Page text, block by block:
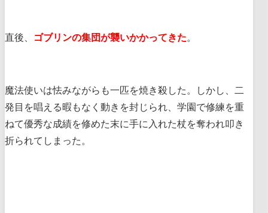
直後、 ゴブリンの集団が襲いかかってきた。
魔法使いは怯みながらも一匹を焼き殺した。しかし、二
発目を唱える暇もなく動きを封じられ、学園で修練を重
ねて優秀な成績を修めた末に手に入れた杖を奪われ叩き
折られてしまった。